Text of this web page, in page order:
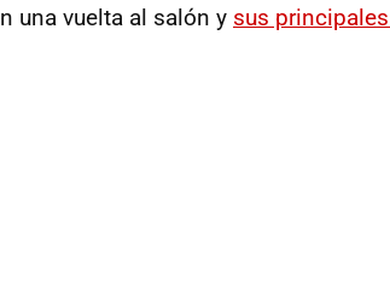
una vuelta al salón y sus